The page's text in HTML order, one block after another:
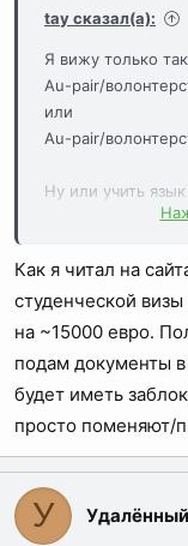
tay сказал(а):
Я вижу только
Au-pair/
или
Au-pair/
Ну или учить
далее искать
Знающие меня
Как я читал на
студенческой
на ~15000 евро.
подам документы
будет иметь
просто поменяют/
У